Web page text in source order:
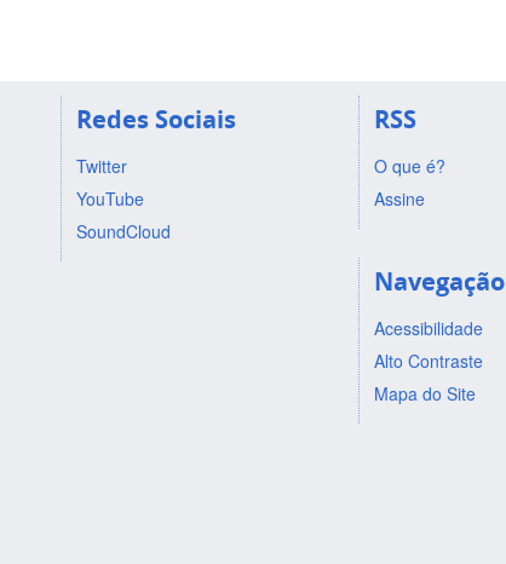
Redes Sociais
Twitter
YouTube
SoundCloud
RSS
O que é?
Assine
Navegação
Acessibilidade
Alto Contraste
Mapa do Site